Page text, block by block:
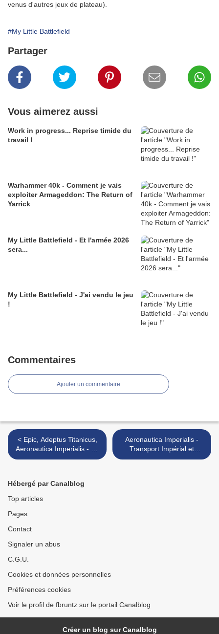
venus d'autres jeux de plateau).
#My Little Battlefield
Partager
Vous aimerez aussi
Work in progress... Reprise timide du
travail !
Warhammer 40k - Comment je vais
exploiter Armageddon: The Return of
Yarrick
My Little Battlefield - Et l'armée 2026
sera...
My Little Battlefield - J'ai vendu le jeu
!
Commentaires
Ajouter un commentaire
< Epic, Adeptus Titanicus,
Aeronautica Imperialis - Le
groupe Facebook EPIC_FR
Aeronautica Imperialis -
Transport Impérial et
mission d'évacuation >
Hébergé par Canalblog
Top articles
Pages
Contact
Signaler un abus
C.G.U.
Cookies et données personnelles
Préférences cookies
Voir le profil de fbruntz sur le portail Canalblog
Créer un blog sur Canalblog